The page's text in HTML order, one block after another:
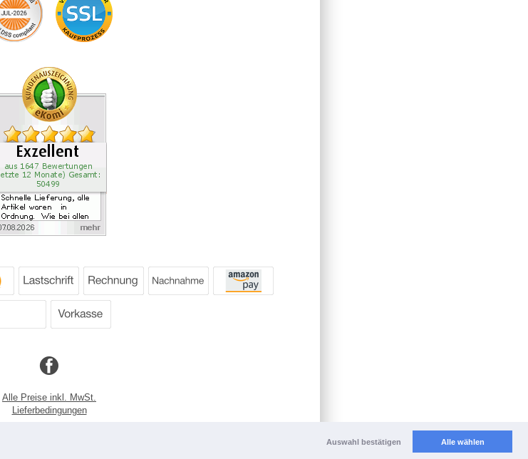
Auswahl bestätigen Alle wählen
Alle Preise inkl. MwSt.
Lieferbedingungen